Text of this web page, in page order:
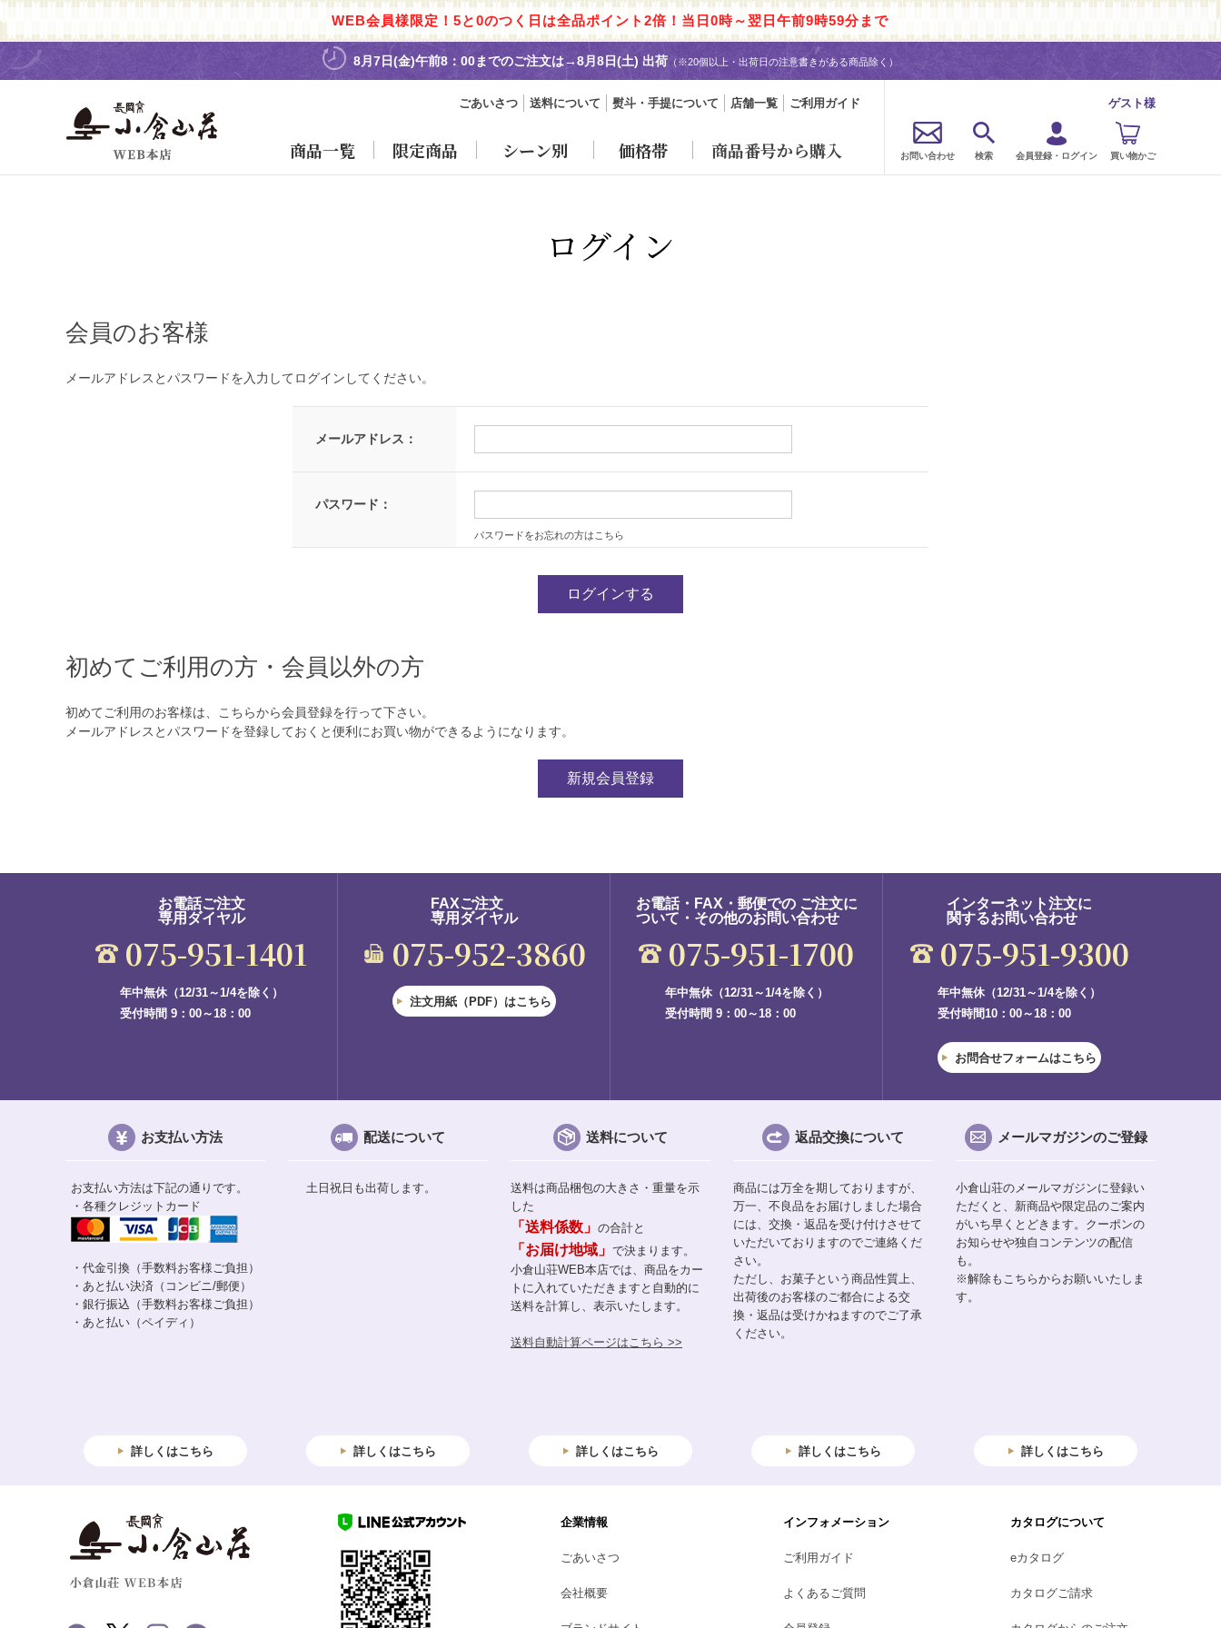
WEB会員様限定！5と0のつく日は全品ポイント2倍！当日0時～翌日午前9時59分まで
8月7日(金)午前8：00までのご注文は→8月8日(土) 出荷 （※20個以上・出荷日の注意書きがある商品除く）
ごあいさつ 送料について 熨斗・手提について 店舗一覧 ご利用ガイド
商品一覧 限定商品 シーン別 価格帯 商品番号から購入
ゲスト様
お問い合わせ 検索 会員登録・ログイン 買い物かご
ログイン
会員のお客様
メールアドレスとパスワードを入力してログインしてください。
メールアドレス：
パスワード：
パスワードをお忘れの方はこちら
初めてご利用の方・会員以外の方
初めてご利用のお客様は、こちらから会員登録を行って下さい。
メールアドレスとパスワードを登録しておくと便利にお買い物ができるようになります。
お電話ご注文
専用ダイヤル
075-951-1401
年中無休（12/31～1/4を除く）
受付時間 9：00～18：00
FAXご注文
専用ダイヤル
075-952-3860
注文用紙（PDF）はこちら
お電話・FAX・郵便での ご注文に
ついて・その他のお問い合わせ
075-951-1700
年中無休（12/31～1/4を除く）
受付時間 9：00～18：00
インターネット注文に
関するお問い合わせ
075-951-9300
年中無休（12/31～1/4を除く）
受付時間10：00～18：00
お問合せフォームはこちら
お支払い方法
お支払い方法は下記の通りです。
・各種クレジットカード
・代金引換（手数料お客様ご負担）
・あと払い決済（コンビニ/郵便）
・銀行振込（手数料お客様ご負担）
・あと払い（ペイディ）
詳しくはこちら
配送について
土日祝日も出荷します。
詳しくはこちら
送料について
送料は商品梱包の大きさ・重量を示
した
「送料係数」 の合計と
「お届け地域」 で決まります。
小倉山荘WEB本店では、商品をカー
トに入れていただきますと自動的に
送料を計算し、表示いたします。
送料自動計算ページはこちら >>
詳しくはこちら
返品交換について
商品には万全を期しておりますが、
万一、不良品をお届けしました場合
には、交換・返品を受け付けさせて
いただいておりますのでご連絡くだ
さい。
ただし、お菓子という商品性質上、
出荷後のお客様のご都合による交
換・返品は受けかねますのでご了承
ください。
詳しくはこちら
メールマガジンのご登録
小倉山荘のメールマガジンに登録い
ただくと、新商品や限定品のご案内
がいち早くとどきます。クーポンの
お知らせや独自コンテンツの配信
も。
※解除もこちらからお願いいたしま
す。
詳しくはこちら
企業情報
ごあいさつ
会社概要
インフォメーション
ご利用ガイド
よくあるご質問
カタログについて
eカタログ
カタログご請求